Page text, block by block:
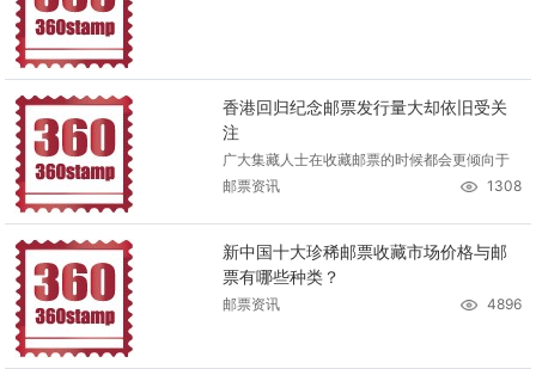
香港回归纪念邮票发行量大却依旧受关
注
广大集藏人士在收藏邮票的时候都会更倾向于
邮票资讯
1308
新中国十大珍稀邮票收藏市场价格与邮
票有哪些种类？
邮票资讯 4896